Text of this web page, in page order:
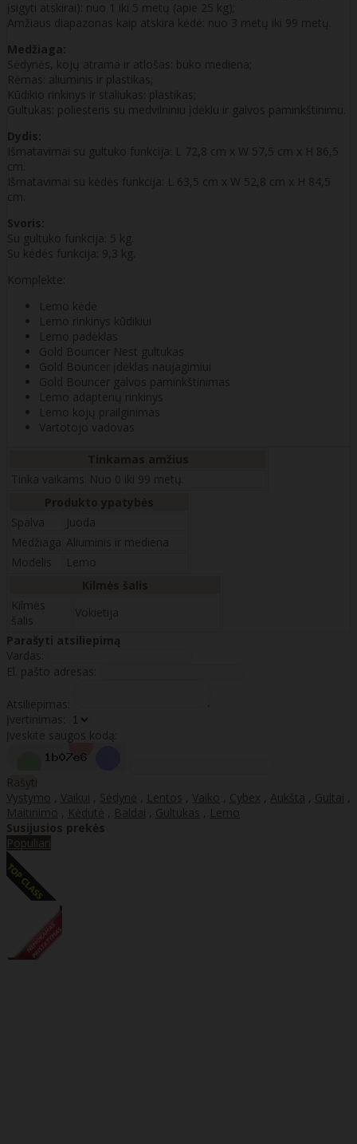
įsigyti atskirai): nuo 1 iki 5 metų (apie 25 kg);
Amžiaus diapazonas kaip atskira kėdė: nuo 3 metų iki 99 metų.
Medžiaga:
Sėdynės, kojų atrama ir atlošas: buko mediena;
Rėmas: aliuminis ir plastikas;
Kūdikio rinkinys ir staliukas: plastikas;
Gultukas: poliesteris su medvilniniu įdėklu ir galvos paminkštinimu.
Dydis:
Išmatavimai su gultuko funkcija: L 72,8 cm x W 57,5 cm x H 86,5
cm.
Išmatavimai su kėdės funkcija: L 63,5 cm x W 52,8 cm x H 84,5
cm.
Svoris:
Su gultuko funkcija: 5 kg.
Su kėdės funkcija: 9,3 kg.
Komplekte:
Lemo kėdė
Lemo rinkinys kūdikiui
Lemo padėklas
Gold Bouncer Nest gultukas
Gold Bouncer įdėklas naujagimiui
Gold Bouncer galvos paminkštinimas
Lemo adapterių rinkinys
Lemo kojų prailginimas
Vartotojo vadovas
Tinka vaikams Nuo 0 iki 99 metų.
Spalva
Juoda
Medžiaga Aliuminis ir mediena
Modelis
Lemo
Kilmės
šalis
Vokietija
Parašyti atsiliepimą
Vardas:
El. pašto adresas:
Atsiliepimas:
Įvertinimas:
Įveskite saugos kodą:
Rašyti
Vystymo , Vaikui , Sėdynė , Lentos , Vaiko , Cybex , Aukšta , Gultai ,
Maitinimo , Kėdutė , Baldai , Gultukas , Lemo
Susijusios prekės
Populiari